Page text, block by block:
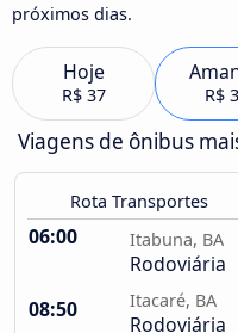
próximos dias.
Hoje
R$ 37 R$
Viagens de ônibus
Rota Transportes
06:00 Itabuna, BA
Rodoviária
08:50
Itacaré, BA
Rodoviária